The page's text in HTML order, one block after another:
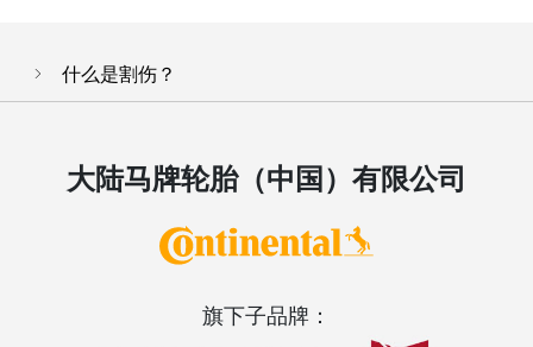
什么是割伤？
大陆马牌轮胎（中国）有限公司
旗下子品牌：